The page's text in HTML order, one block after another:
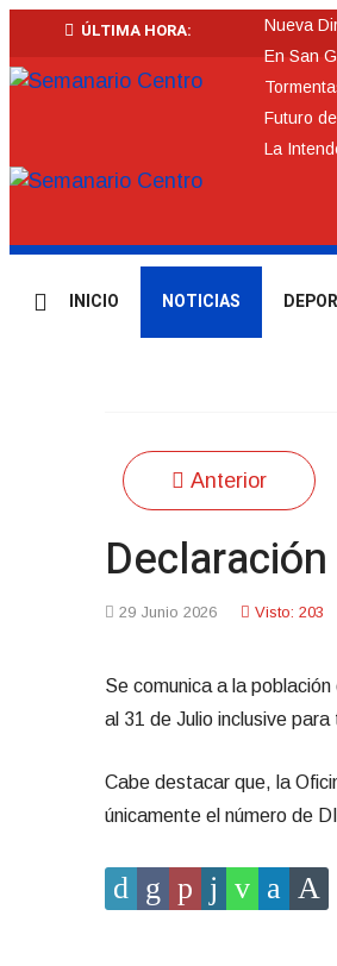
ÚLTIMA HORA:
Nueva
En San
Futuro
La
INICIO NOTICIAS
Anterior
29 Junio 2026 Visto: 203
Se comunica a la
al 31 de Julio inclusive
Cabe destacar que, la
únicamente el número de